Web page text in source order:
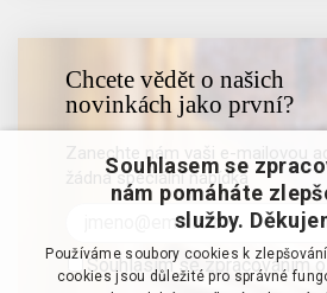
Chcete vědět o našich
novinkách jako první?
Zanechte nám vaši e-mailovou
žádná speciální nabídka
Souhlasím se zpracováním
Souhlasem se
nám pomáháte
služby.
Používáme soubory cookies k
cookies jsou důležité pro správné